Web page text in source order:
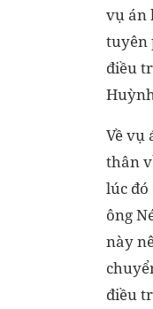
vụ án
tuyên
điều
Về vụ
thân
lúc
ông
này
điều